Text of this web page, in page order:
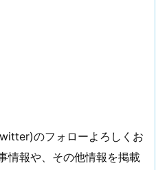
のフォローよろしくお
情報や、その他情報を掲載